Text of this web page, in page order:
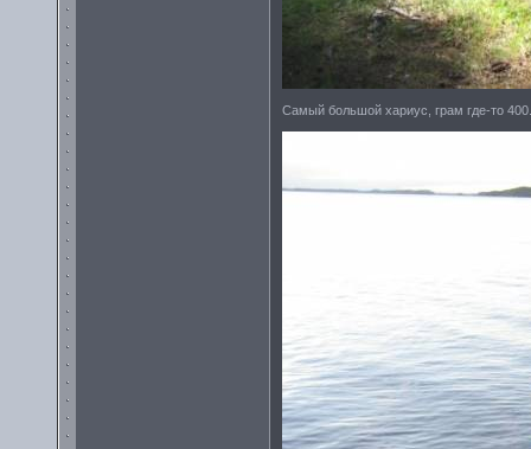
Самый большой хариус, грам где-то 400.